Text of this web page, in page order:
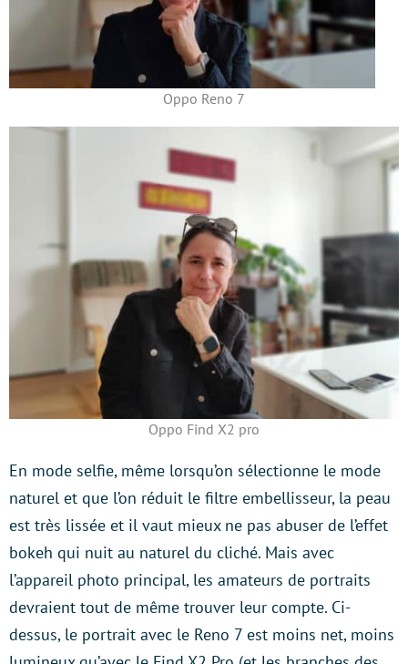
Oppo Reno 7
Oppo Find X2 pro
En mode selfie, même lorsqu’on sélectionne le mode
naturel et que l’on réduit le filtre embellisseur, la peau
est très lissée et il vaut mieux ne pas abuser de l’effet
bokeh qui nuit au naturel du cliché. Mais avec
l’appareil photo principal, les amateurs de portraits
devraient tout de même trouver leur compte. Ci-
dessus, le portrait avec le Reno 7 est moins net, moins